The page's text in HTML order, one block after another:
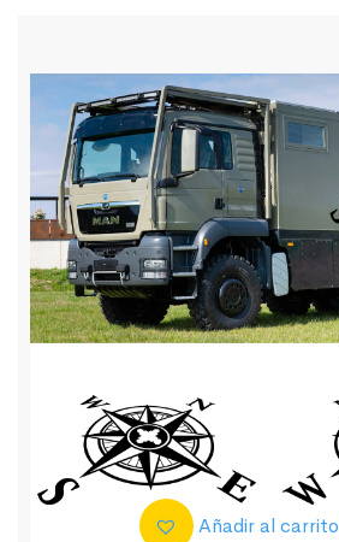
Añadir al carrito